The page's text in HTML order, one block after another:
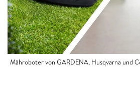
Mähroboter von GARDENA, Husqvarna und